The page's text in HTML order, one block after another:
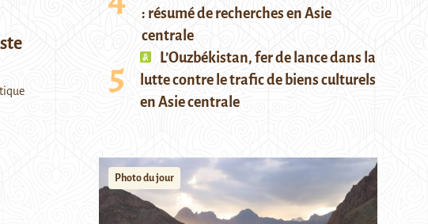
: résumé de recherches en Asie
centrale
L’Ouzbékistan, fer de lance dans la
lutte contre le trafic de biens culturels
en Asie centrale
Photo du jour